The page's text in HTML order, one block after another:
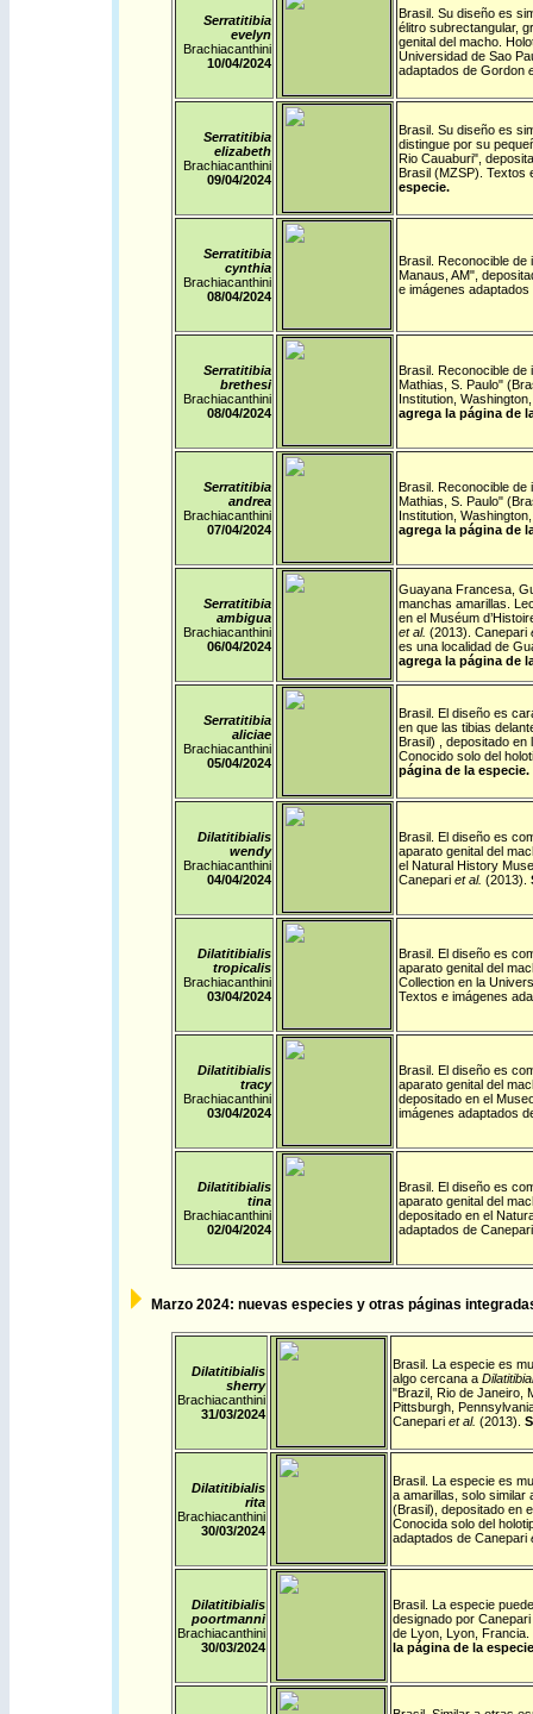
Serratitibia
evelyn
Brachiacanthini
10/04/2024
Brasil. Su diseño es
élitro subrectangular,
genital del macho.
Universidad de Sao
adaptados de Gordon
Serratitibia
elizabeth
Brachiacanthini
09/04/2024
Brasil. Su diseño es
distingue por su
Rio Cauaburi",
Brasil (MZSP). Textos
especie.
Serratitibia
cynthia
Brachiacanthini
08/04/2024
Brasil. Reconocible de
Manaus, AM",
e imágenes
Serratitibia
brethesi
Brachiacanthini
08/04/2024
Brasil. Reconocible de
Mathias, S. Paulo"
Institution,
agrega la página de
Serratitibia
andrea
Brachiacanthini
07/04/2024
Brasil. Reconocible de
Mathias, S. Paulo"
Institution,
agrega la página de
Serratitibia
ambigua
Brachiacanthini
06/04/2024
Guayana Francesa,
manchas amarillas.
en el Muséum
et al. (2013). Canepari
es una localidad de
agrega la página de
Serratitibia
aliciae
Brachiacanthini
05/04/2024
Brasil. El diseño es
en que las tibias
Brasil) , depositado
Conocido solo del
página de la especie.
Dilatitibialis
wendy
Brachiacanthini
04/04/2024
Brasil. El diseño es
aparato genital del
el Natural History
Canepariet al. (2013).
Dilatitibialis
tropicalis
Brachiacanthini
03/04/2024
Brasil. El diseño es
aparato genital del
Collection en la
Textos e imágenes
Dilatitibialis
tracy
Brachiacanthini
03/04/2024
Brasil. El diseño es
aparato genital del
depositado en el
imágenes adaptados
Dilatitibialis
tina
Brachiacanthini
02/04/2024
Brasil. El diseño es
aparato genital del
depositado en el
adaptados de Canepari
Marzo 2024: nuevas especies y otras páginas
Dilatitibialis
sherry
Brachiacanthini
31/03/2024
Brasil. La especie es
algo cercana a
"Brazil, Rio de Janeiro,
Pittsburgh,
Canepariet al. (2013).
Dilatitibialis
rita
Brachiacanthini
30/03/2024
Brasil. La especie es
a amarillas, solo similar
(Brasil), depositado en
Conocida solo del
adaptados de Canepari
Dilatitibialis
poortmanni
Brachiacanthini
30/03/2024
Brasil. La especie
designado por
de Lyon, Lyon,
la página de la